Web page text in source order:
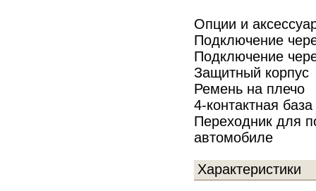
Опции и
Подключение
Подключение
Защитный корпус
Ремень на плечо
4-контактная
Переходник для
автомобиле
Характеристики